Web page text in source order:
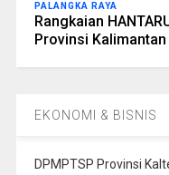
PALANGKA RAYA
Rangkaian
Provinsi
EKONOMI & BISNIS
DPMPTSP Provinsi